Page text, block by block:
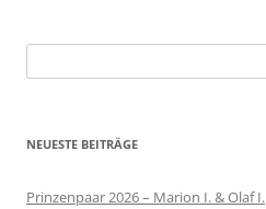
nach:
NEUESTE BEITRÄGE
Prinzenpaar 2026 – Marion I. & Olaf I.